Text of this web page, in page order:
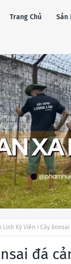
Trang Chủ Sản
Linh Kỳ Viên Cây
đá